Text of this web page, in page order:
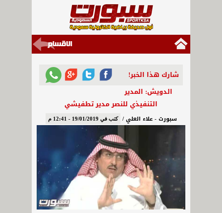
شارك هذا الخبر!
الدويش: المدير
التنفيذي للنصر مدير تطفيشي
سبورت - علاء العلي / كتب في 19/01/2019 - 12:41 م